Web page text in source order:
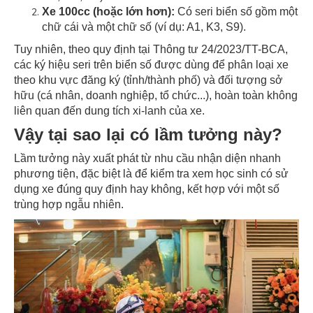
Xe 100cc (hoặc lớn hơn): Có seri biển số gồm một
chữ cái và một chữ số (ví dụ: A1, K3, S9).
Tuy nhiên, theo quy định tại Thông tư 24/2023/TT-BCA,
các ký hiệu seri trên biển số được dùng để phân loại xe
theo khu vực đăng ký (tỉnh/thành phố) và đối tượng sở
hữu (cá nhân, doanh nghiệp, tổ chức...), hoàn toàn không
liên quan đến dung tích xi-lanh của xe.
Vậy tại sao lại có lầm tưởng này?
Lầm tưởng này xuất phát từ nhu cầu nhận diện nhanh
phương tiện, đặc biệt là để kiểm tra xem học sinh có sử
dụng xe đúng quy định hay không, kết hợp với một số
trùng hợp ngẫu nhiên.